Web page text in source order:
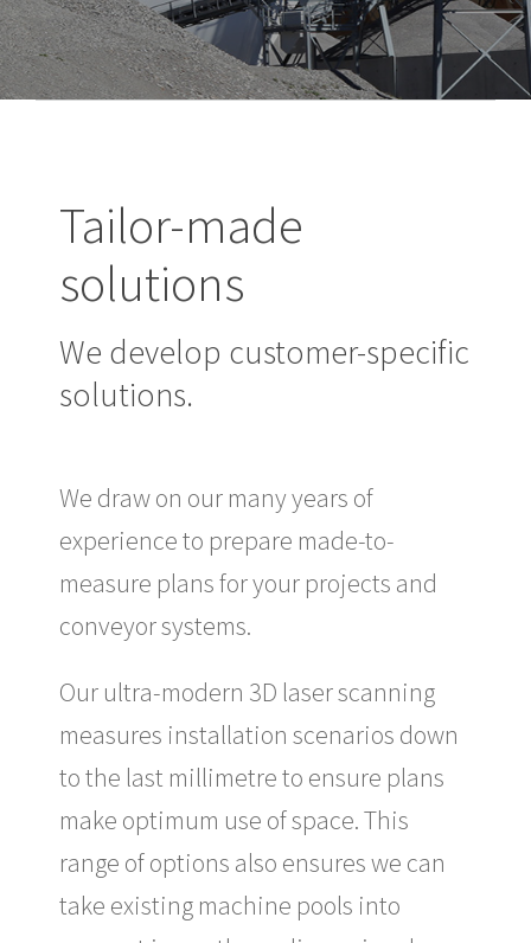
Tailor-made
solutions
We develop customer-specific
solutions.
We draw on our many years of
experience to prepare made-to-
measure plans for your projects and
conveyor systems.
Our ultra-modern 3D laser scanning
measures installation scenarios down
to the last millimetre to ensure plans
make optimum use of space. This
range of options also ensures we can
take existing machine pools into